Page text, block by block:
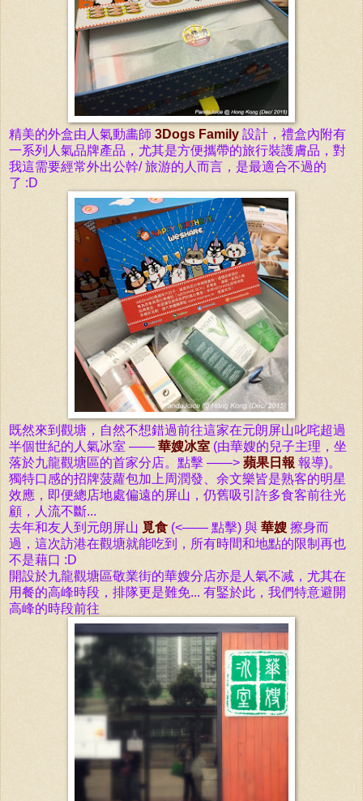
精美的外盒由人氣動畵師 3Dogs Family 設計，禮盒內附有
一系列人氣品牌產品，尤其是方便攜帶的旅行裝護膚品，對
我這需要經常外出公幹/ 旅游的人而言，是最適合不過的
了 :D
既然來到觀塘，自然不想錯過前往這家在元朗屏山叱咤超過
半個世紀的人氣冰室 —— 華嫂冰室 (由華嫂的兒子主理，坐
落於九龍觀塘區的首家分店。點擊 ——> 蘋果日報 報導)。
獨特口感的招牌菠蘿包加上周潤發、余文樂皆是熟客的明星
效應，即便總店地處偏遠的屏山，仍舊吸引許多食客前往光
顧，人流不斷...
去年和友人到元朗屏山 覓食 (<—— 點擊) 與 華嫂 擦身而
過，這次訪港在觀塘就能吃到，所有時間和地點的限制再也
不是藉口 :D
開設於九龍觀塘區敬業街的華嫂分店亦是人氣不减，尤其在
用餐的高峰時段，排隊更是難免... 有鋻於此， 我們特意避開
高峰的時段前往